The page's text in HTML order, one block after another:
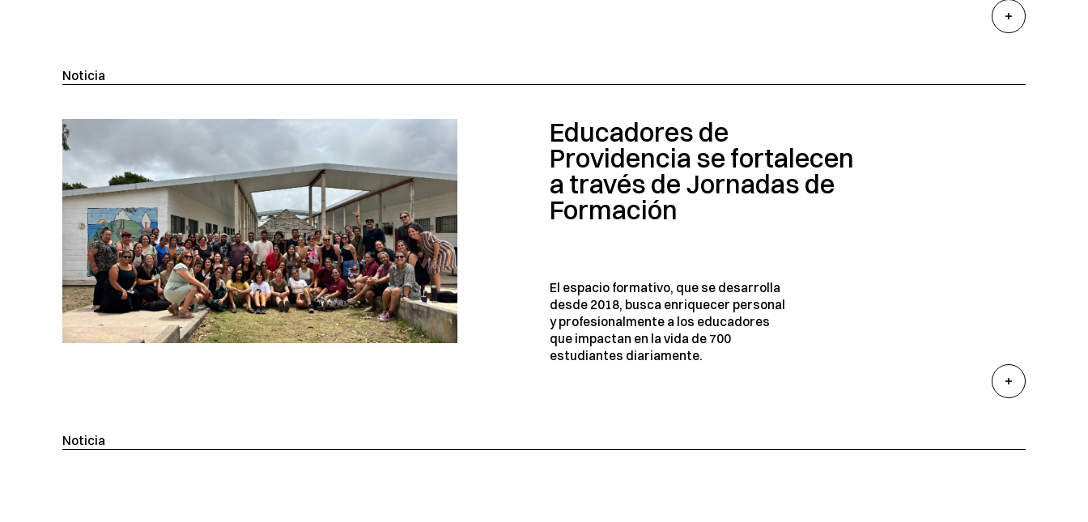
Noticia
Educadores de
Providencia se fortalecen
a través de Jornadas de
Formación
El espacio formativo, que se desarrolla
desde 2018, busca enriquecer personal
y profesionalmente a los educadores
que impactan en la vida de 700
estudiantes diariamente.
Noticia